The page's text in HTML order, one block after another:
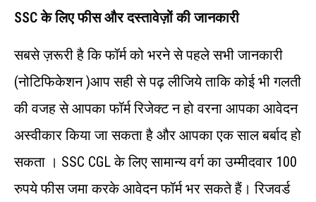
SSCकेलिएफीसऔरदस्तावेज़ोंकीजानकारी
सबसे ज़रूरी है कि फॉर्म को भरने से पहले सभी जानकारी
(नोटिफिकेशन )आप सही से पढ़ लीजिये ताकि कोई भी गलती
की वजह से आपका फॉर्म रिजेक्ट न हो वरना आपका आवेदन
अस्वीकार किया जा सकता है और आपका एक साल बर्बाद हो
सकता । SSC CGL के लिए सामान्य वर्ग का उम्मीदवार 100
रुपये फीस जमा करके आवेदन फॉर्म भर सकते हैं। रिजवर्ड